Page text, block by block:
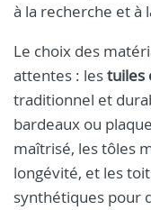
à la recherche et à
Le choix des
attentes : lestuiles
traditionnel et
bardeaux ou
maîtrisé, les tôles
longévité, et les
synthétiques pour